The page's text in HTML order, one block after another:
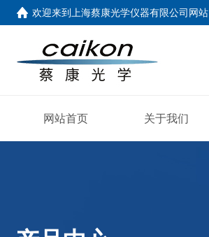
欢迎来到 上海蔡康光学仪器有限公司网站
网站首页 关于我们